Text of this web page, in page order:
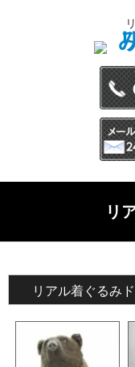
リ
リアル着ぐるみ